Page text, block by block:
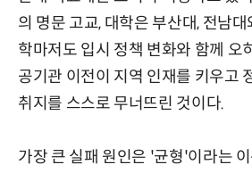
의 명문 고교, 대학은 부산대, 전남
학마저도 입시 정책 변화와 함께 오
공기관 이전이 지역 인재를 키우고
취지를 스스로 무너뜨린 것이다.
가장 큰 실패 원인은 '균형'이라는